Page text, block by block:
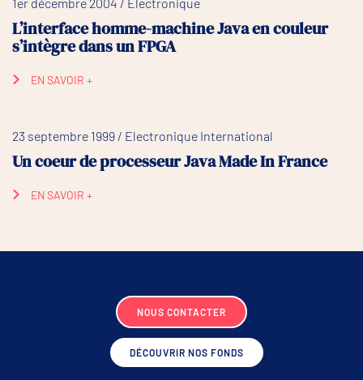
1er décembre 2004 / Electronique
L’interface homme-machine Java en couleur
s’intègre dans un FPGA
EN SAVOIR +
23 septembre 1999 / Electronique International
Un coeur de processeur Java Made In France
EN SAVOIR +
NOUS CONTACTER
DÉCOUVRIR NOS FONDS